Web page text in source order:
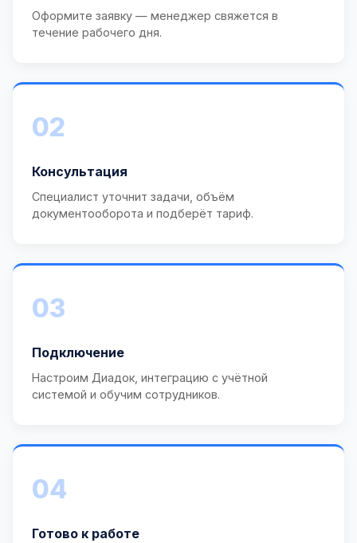
Оформите заявку — менеджер свяжется в
течение рабочего дня.
02
Консультация
Специалист уточнит задачи, объём
документооборота и подберёт тариф.
03
Подключение
Настроим Диадок, интеграцию с учётной
системой и обучим сотрудников.
04
Готово к работе